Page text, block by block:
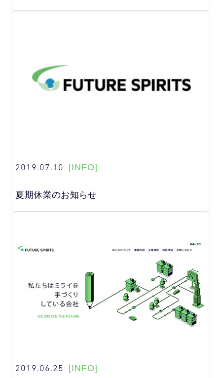
2019.07.10 [INFO]
夏期休業のお知らせ
2019.06.25 [INFO]